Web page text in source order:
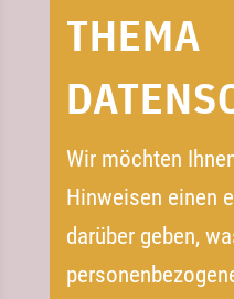
THEMA
Wir möchten
Hinweisen einen
darüber geben,